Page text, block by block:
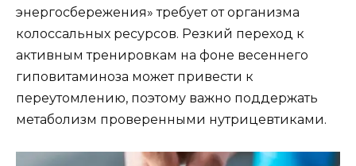
энергосбережения» требует от организма
колоссальных ресурсов. Резкий переход к
активным тренировкам на фоне весеннего
гиповитаминоза может привести к
переутомлению, поэтому важно поддержать
метаболизм проверенными нутрицевтиками.